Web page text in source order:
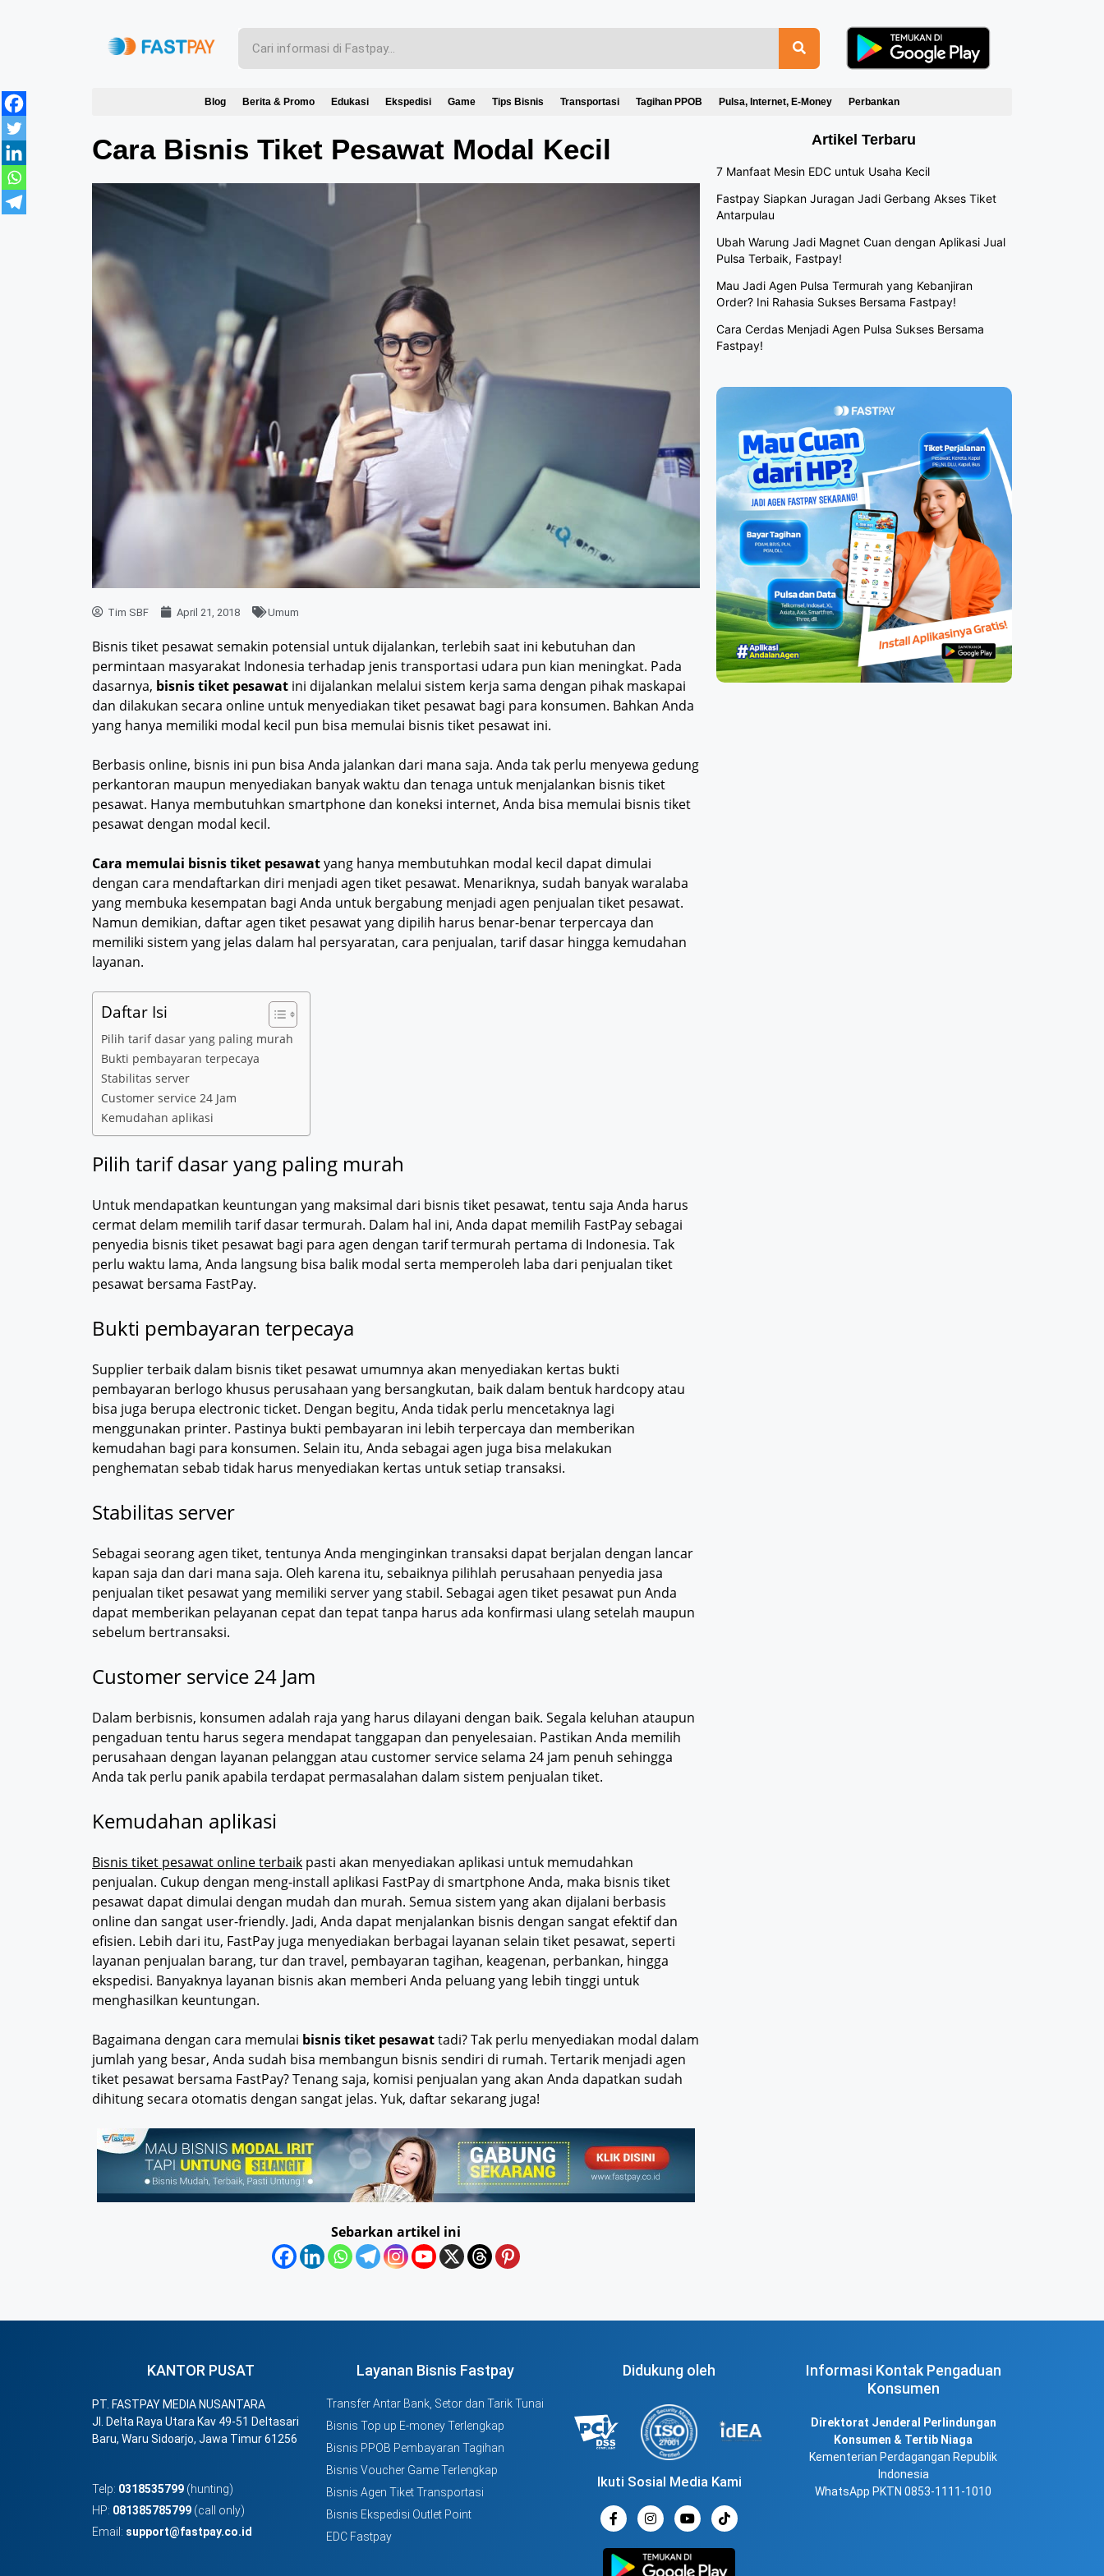
Blog Berita & Promo Edukasi Ekspedisi Game Tips Bisnis Transportasi Tagihan PPOB Pulsa, Internet, E-Money Perbankan
Cara Bisnis Tiket Pesawat Modal Kecil
Tim SBF April 21, 2018 Umum
Bisnis tiket pesawat semakin potensial untuk dijalankan, terlebih saat ini kebutuhan dan
permintaan masyarakat Indonesia terhadap jenis transportasi udara pun kian meningkat. Pada
dasarnya, bisnis tiket pesawat ini dijalankan melalui sistem kerja sama dengan pihak maskapai
dan dilakukan secara online untuk menyediakan tiket pesawat bagi para konsumen. Bahkan Anda
yang hanya memiliki modal kecil pun bisa memulai bisnis tiket pesawat ini.
Berbasis online, bisnis ini pun bisa Anda jalankan dari mana saja. Anda tak perlu menyewa gedung
perkantoran maupun menyediakan banyak waktu dan tenaga untuk menjalankan bisnis tiket
pesawat. Hanya membutuhkan smartphone dan koneksi internet, Anda bisa memulai bisnis tiket
pesawat dengan modal kecil.
Cara memulai bisnis tiket pesawatyang hanya membutuhkan modal kecil dapat dimulai
dengan cara mendaftarkan diri menjadi agen tiket pesawat. Menariknya, sudah banyak waralaba
yang membuka kesempatan bagi Anda untuk bergabung menjadi agen penjualan tiket pesawat.
Namun demikian, daftar agen tiket pesawat yang dipilih harus benar-benar terpercaya dan
memiliki sistem yang jelas dalam hal persyaratan, cara penjualan, tarif dasar hingga kemudahan
layanan.
Daftar Isi
Pilih tarif dasar yang paling murah
Bukti pembayaran terpecaya
Stabilitas server
Customer service 24 Jam
Kemudahan aplikasi
Pilih tarif dasar yang paling murah
Untuk mendapatkan keuntungan yang maksimal dari bisnis tiket pesawat, tentu saja Anda harus
cermat delam memilih tarif dasar termurah. Dalam hal ini, Anda dapat memilih FastPay sebagai
penyedia bisnis tiket pesawat bagi para agen dengan tarif termurah pertama di Indonesia. Tak
perlu waktu lama, Anda langsung bisa balik modal serta memperoleh laba dari penjualan tiket
pesawat bersama FastPay.
Bukti pembayaran terpecaya
Supplier terbaik dalam bisnis tiket pesawat umumnya akan menyediakan kertas bukti
pembayaran berlogo khusus perusahaan yang bersangkutan, baik dalam bentuk hardcopy atau
bisa juga berupa electronic ticket. Dengan begitu, Anda tidak perlu mencetaknya lagi
menggunakan printer. Pastinya bukti pembayaran ini lebih terpercaya dan memberikan
kemudahan bagi para konsumen. Selain itu, Anda sebagai agen juga bisa melakukan
penghematan sebab tidak harus menyediakan kertas untuk setiap transaksi.
Stabilitas server
Sebagai seorang agen tiket, tentunya Anda menginginkan transaksi dapat berjalan dengan lancar
kapan saja dan dari mana saja. Oleh karena itu, sebaiknya pilihlah perusahaan penyedia jasa
penjualan tiket pesawat yang memiliki server yang stabil. Sebagai agen tiket pesawat pun Anda
dapat memberikan pelayanan cepat dan tepat tanpa harus ada konfirmasi ulang setelah maupun
sebelum bertransaksi.
Customer service 24 Jam
Dalam berbisnis, konsumen adalah raja yang harus dilayani dengan baik. Segala keluhan ataupun
pengaduan tentu harus segera mendapat tanggapan dan penyelesaian. Pastikan Anda memilih
perusahaan dengan layanan pelanggan atau customer service selama 24 jam penuh sehingga
Anda tak perlu panik apabila terdapat permasalahan dalam sistem penjualan tiket.
Kemudahan aplikasi
Bisnis tiket pesawat online terbaik pasti akan menyediakan aplikasi untuk memudahkan
penjualan. Cukup dengan meng-install aplikasi FastPay di smartphone Anda, maka bisnis tiket
pesawat dapat dimulai dengan mudah dan murah. Semua sistem yang akan dijalani berbasis
online dan sangat user-friendly. Jadi, Anda dapat menjalankan bisnis dengan sangat efektif dan
efisien. Lebih dari itu, FastPay juga menyediakan berbagai layanan selain tiket pesawat, seperti
layanan penjualan barang, tur dan travel, pembayaran tagihan, keagenan, perbankan, hingga
ekspedisi. Banyaknya layanan bisnis akan memberi Anda peluang yang lebih tinggi untuk
menghasilkan keuntungan.
Bagaimana dengan cara memulai bisnis tiket pesawattadi? Tak perlu menyediakan modal dalam
jumlah yang besar, Anda sudah bisa membangun bisnis sendiri di rumah. Tertarik menjadi agen
tiket pesawat bersama FastPay? Tenang saja, komisi penjualan yang akan Anda dapatkan sudah
dihitung secara otomatis dengan sangat jelas. Yuk, daftar sekarang juga!
Sebarkan artikel ini
Artikel Terbaru
7 Manfaat Mesin EDC untuk Usaha Kecil
Fastpay Siapkan Juragan Jadi Gerbang Akses Tiket
Antarpulau
Ubah Warung Jadi Magnet Cuan dengan Aplikasi Jual
Pulsa Terbaik, Fastpay!
Mau Jadi Agen Pulsa Termurah yang Kebanjiran
Order? Ini Rahasia Sukses Bersama Fastpay!
Cara Cerdas Menjadi Agen Pulsa Sukses Bersama
Fastpay!
KANTOR PUSAT
PT. FASTPAY MEDIA NUSANTARA
Jl. Delta Raya Utara Kav 49-51 Deltasari
Baru, Waru Sidoarjo, Jawa Timur 61256
Telp: 0318535799 (hunting)
HP: 081385785799 (call only)
Email: support@fastpay.co.id
Layanan Bisnis Fastpay
Transfer Antar Bank, Setor dan Tarik Tunai
Bisnis Top up E-money Terlengkap
Bisnis PPOB Pembayaran Tagihan
Bisnis Voucher Game Terlengkap
Bisnis Agen Tiket Transportasi
Bisnis Ekspedisi Outlet Point
EDC Fastpay
Didukung oleh
Ikuti Sosial Media Kami
Informasi Kontak Pengaduan
Konsumen
Direktorat Jenderal Perlindungan
Konsumen & Tertib Niaga
Kementerian Perdagangan Republik
Indonesia
WhatsApp PKTN 0853-1111-1010